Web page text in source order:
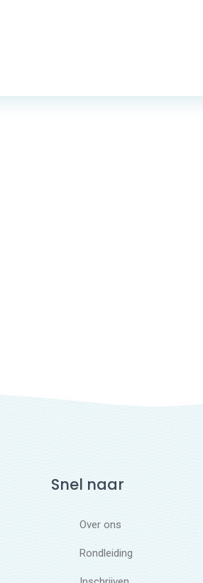
Snel naar
Over ons
Rondleiding